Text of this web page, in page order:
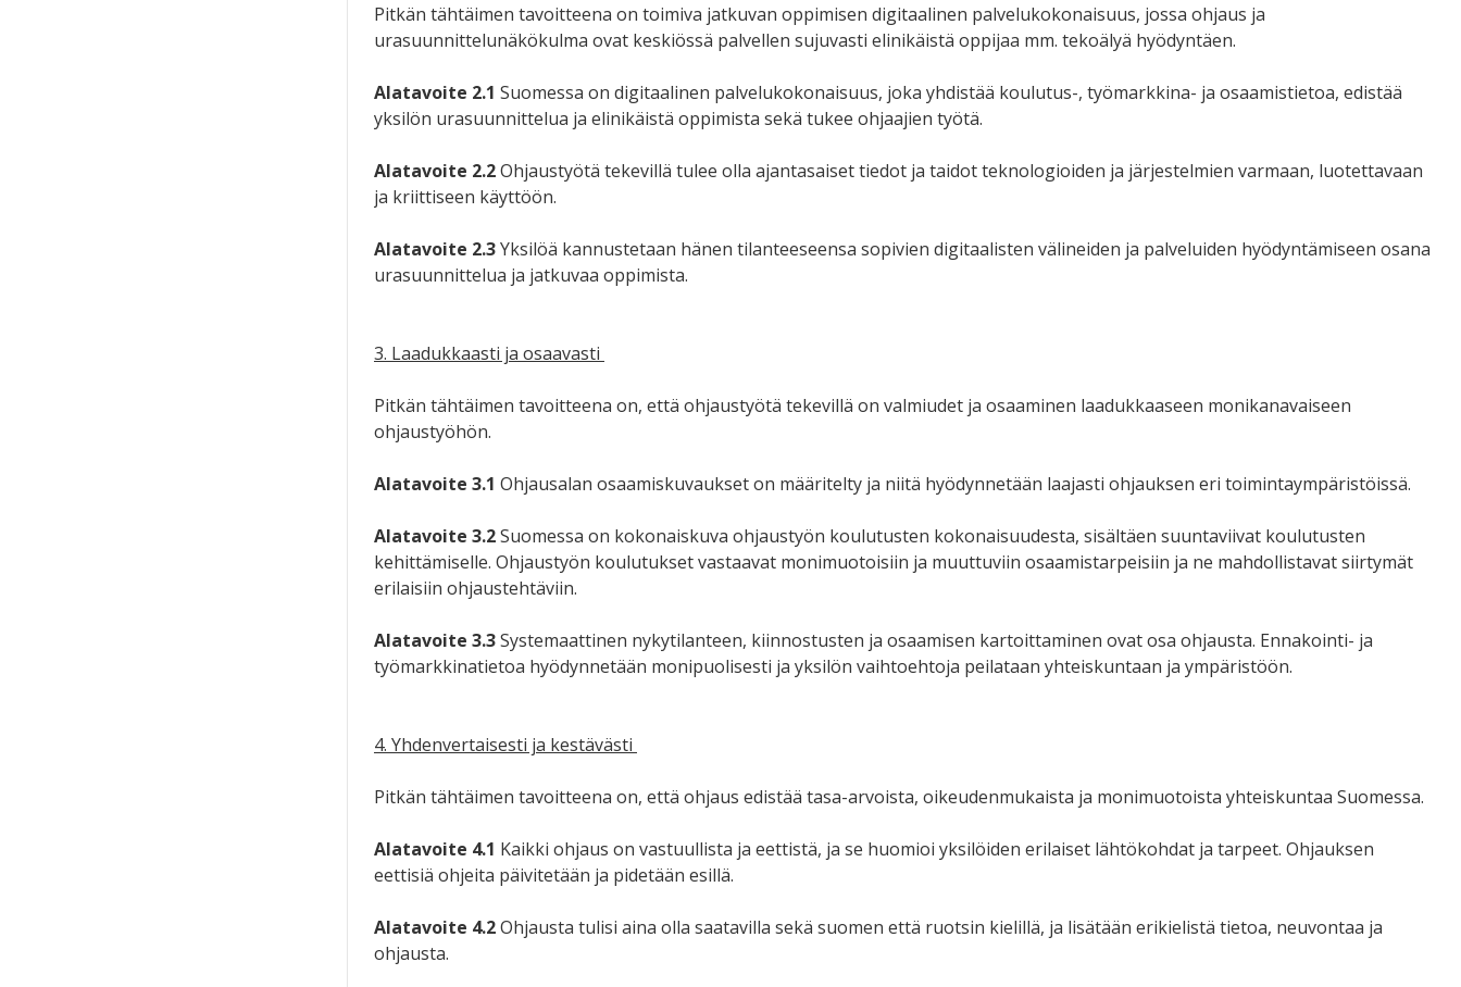
Pitkän tähtäimen tavoitteena on toimiva jatkuvan oppimisen digitaalinen palvelukokonaisuus, jossa ohjaus ja
urasuunnittelunäkökulma ovat keskiössä palvellen sujuvasti elinikäistä oppijaa mm. tekoälyä hyödyntäen.
Alatavoite 2.1 Suomessa on digitaalinen palvelukokonaisuus, joka yhdistää koulutus-, työmarkkina- ja osaamistietoa, edistää
yksilön urasuunnittelua ja elinikäistä oppimista sekä tukee ohjaajien työtä.
Alatavoite 2.2Ohjaustyötä tekevillä tulee olla ajantasaiset tiedot ja taidot teknologioiden ja järjestelmien varmaan, luotettavaan
ja kriittiseen käyttöön.
Alatavoite 2.3Yksilöä kannustetaan hänen tilanteeseensa sopivien digitaalisten välineiden ja palveluiden hyödyntämiseen osana
urasuunnittelua ja jatkuvaa oppimista.
3. Laadukkaasti ja osaavasti
Pitkän tähtäimen tavoitteena on, että ohjaustyötä tekevillä on valmiudet ja osaaminen laadukkaaseen monikanavaiseen
ohjaustyöhön.
Alatavoite 3.1 Ohjausalan osaamiskuvaukset on määritelty ja niitä hyödynnetään laajasti ohjauksen eri toimintaympäristöissä.
Alatavoite 3.2Suomessa on kokonaiskuva ohjaustyön koulutusten kokonaisuudesta, sisältäen suuntaviivat koulutusten
kehittämiselle. Ohjaustyön koulutukset vastaavat monimuotoisiin ja muuttuviin osaamistarpeisiin ja ne mahdollistavat siirtymät
erilaisiin ohjaustehtäviin.
Alatavoite 3.3Systemaattinen nykytilanteen, kiinnostusten ja osaamisen kartoittaminen ovat osa ohjausta. Ennakointi- ja
työmarkkinatietoa hyödynnetään monipuolisesti ja yksilön vaihtoehtoja peilataan yhteiskuntaan ja ympäristöön.
4. Yhdenvertaisesti ja kestävästi
Pitkän tähtäimen tavoitteena on, että ohjaus edistää tasa-arvoista, oikeudenmukaista ja monimuotoista yhteiskuntaa Suomessa.
Alatavoite 4.1 Kaikki ohjaus on vastuullista ja eettistä, ja se huomioi yksilöiden erilaiset lähtökohdat ja tarpeet. Ohjauksen
eettisiä ohjeita päivitetään ja pidetään esillä.
Alatavoite 4.2Ohjausta tulisi aina olla saatavilla sekä suomen että ruotsin kielillä, ja lisätään erikielistä tietoa, neuvontaa ja
ohjausta.